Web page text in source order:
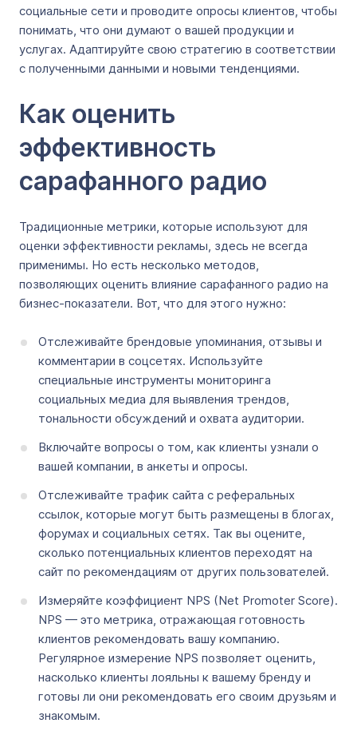
социальные сети и проводите опросы клиентов, чтобы
понимать, что они думают о вашей продукции и
услугах. Адаптируйте свою стратегию в соответствии
с полученными данными и новыми тенденциями.
Как оценить
эффективность
сарафанного радио
Традиционные метрики, которые используют для
оценки эффективности рекламы, здесь не всегда
применимы. Но есть несколько методов,
позволяющих оценить влияние сарафанного радио на
бизнес-показатели. Вот, что для этого нужно:
Отслеживайте брендовые упоминания, отзывы и
комментарии в соцсетях. Используйте
специальные инструменты мониторинга
социальных медиа для выявления трендов,
тональности обсуждений и охвата аудитории.
Включайте вопросы о том, как клиенты узнали о
вашей компании, в анкеты и опросы.
Отслеживайте трафик сайта с реферальных
ссылок, которые могут быть размещены в блогах,
форумах и социальных сетях. Так вы оцените,
сколько потенциальных клиентов переходят на
сайт по рекомендациям от других пользователей.
Измеряйте коэффициент NPS (Net Promoter Score).
NPS — это метрика, отражающая готовность
клиентов рекомендовать вашу компанию.
Регулярное измерение NPS позволяет оценить,
насколько клиенты лояльны к вашему бренду и
готовы ли они рекомендовать его своим друзьям и
знакомым.